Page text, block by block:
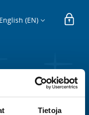
Tietoja
(EN)